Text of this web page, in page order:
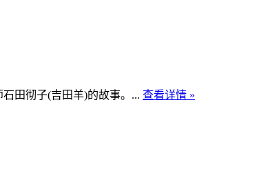
田彻子(吉田羊)的故事。... 查看详情 »